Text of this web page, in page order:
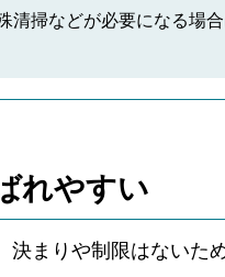
清掃などが必要になる場
れやすい
まりや制限はないた